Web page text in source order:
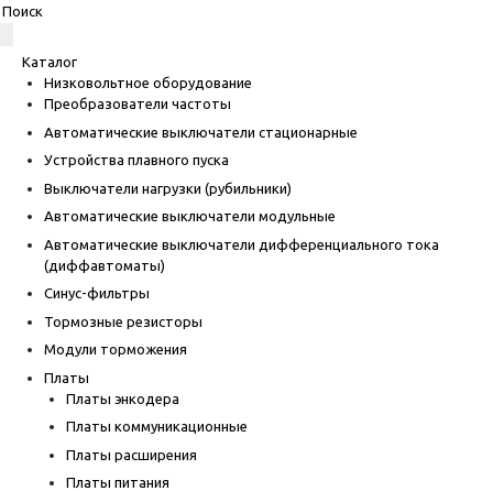
Каталог
Низковольтное оборудование
Преобразователи частоты
Автоматические выключатели стационарные
Устройства плавного пуска
Выключатели нагрузки (рубильники)
Автоматические выключатели модульные
Автоматические выключатели дифференциального тока
(диффавтоматы)
Синус-фильтры
Тормозные резисторы
Модули торможения
Платы
Платы энкодера
Платы коммуникационные
Платы расширения
Платы питания